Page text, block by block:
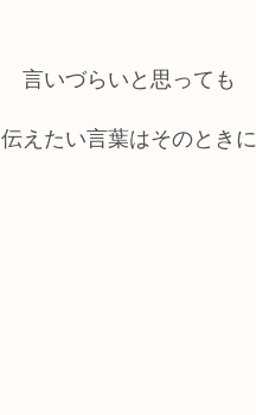
言いづらいと思っても
伝えたい言葉はそのときに